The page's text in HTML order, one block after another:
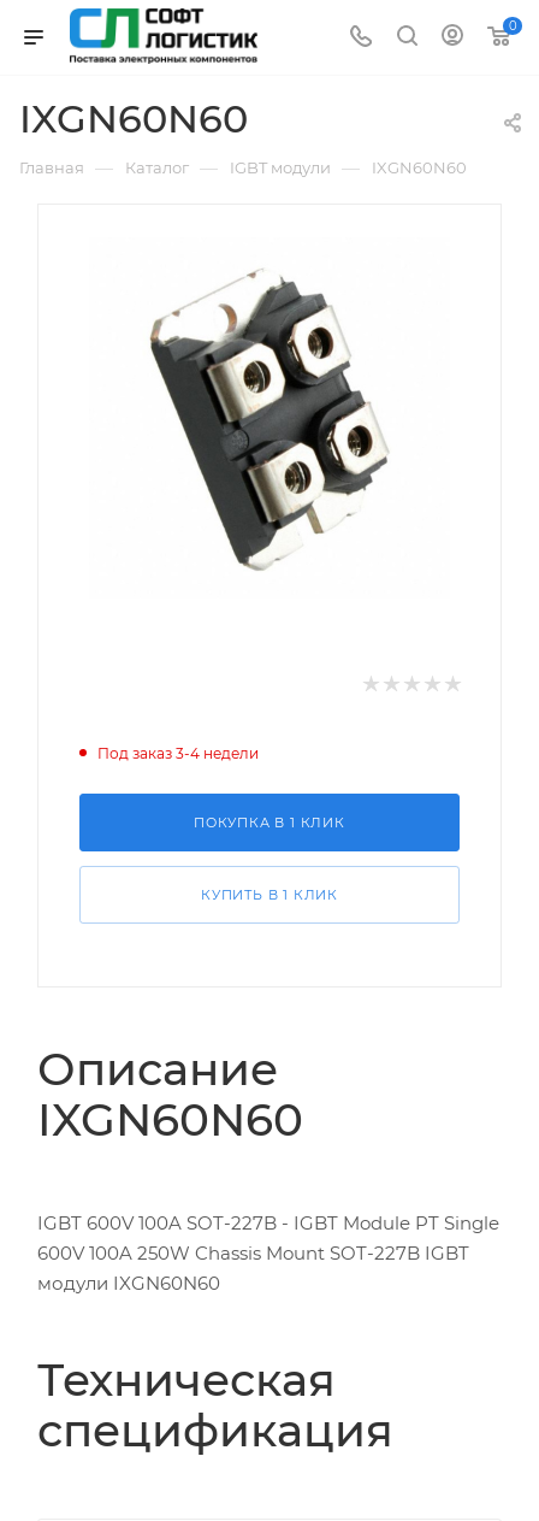
0
IXGN60N60
Главная — Каталог — IGBT модули — IXGN60N60
Под заказ 3-4 недели
ПОКУПКА В 1 КЛИК
КУПИТЬ В 1 КЛИК
Описание
IXGN60N60
IGBT 600V 100A SOT-227B - IGBT Module PT Single
600V 100A 250W Chassis Mount SOT-227B IGBT
модули IXGN60N60
Техническая
спецификация